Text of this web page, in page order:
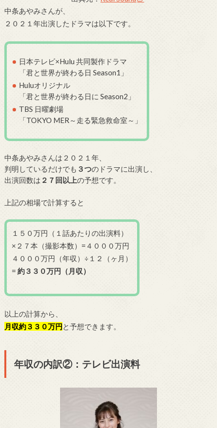
中条あやみさんが、
２０２１年出演したドラマは以下です。
日本テレビ×Hulu 共同製作ドラマ
「君と世界が終わる日 Season1」
Huluオリジナル
「君と世界が終わる日に Season2」
TBS 日曜劇場
「TOKYO MER～走る緊急救命室～」
中条あやみさんは２０２１年、
判明しているだけでも ３つのドラマに出演し、
出演回数は ２７ 回以上の予想です。
上記の相場で計算すると
１５０万円（１話あたりの出演料）
×２７本（撮影本数）=４０００万円
４０００万円（年収）÷１２（ヶ月）
= 約３３０万円（月収）
以上の計算から、
月収約３３０万円 と予想できます。
年収の内訳②：テレビ出演料